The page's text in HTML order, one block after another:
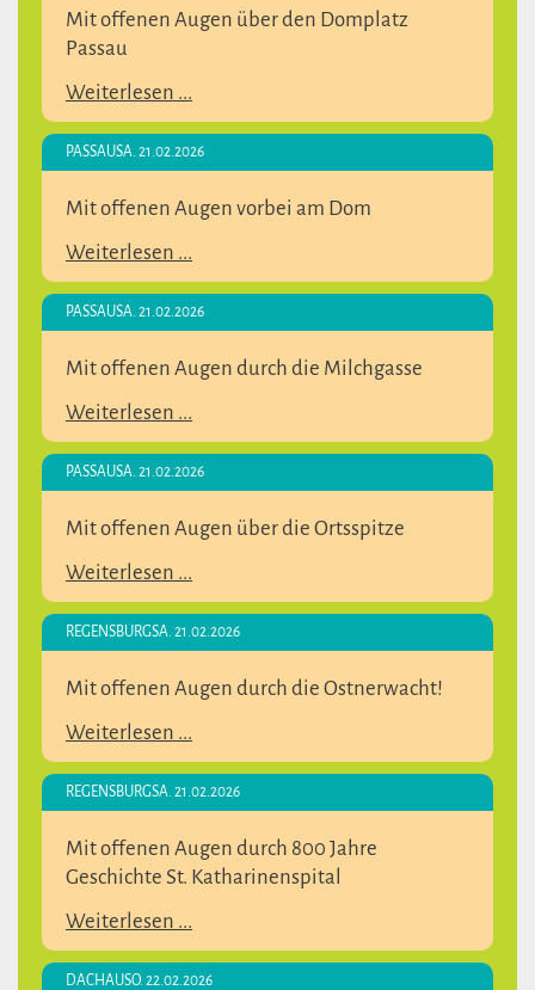
Mit offenen Augen über den Domplatz
Passau
Weiterlesen ...
PASSAUSA. 21.02.2026
Mit offenen Augen vorbei am Dom
Weiterlesen ...
PASSAUSA. 21.02.2026
Mit offenen Augen durch die Milchgasse
Weiterlesen ...
PASSAUSA. 21.02.2026
Mit offenen Augen über die Ortsspitze
Weiterlesen ...
REGENSBURGSA. 21.02.2026
Mit offenen Augen durch die Ostnerwacht!
Weiterlesen ...
REGENSBURGSA. 21.02.2026
Mit offenen Augen durch 800 Jahre
Geschichte St. Katharinenspital
Weiterlesen ...
DACHAUSO. 22.02.2026